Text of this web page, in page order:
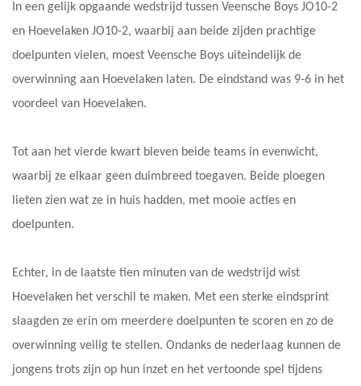
In een gelijk opgaande wedstrijd tussen Veensche Boys JO10-2
en Hoevelaken JO10-2, waarbij aan beide zijden prachtige
doelpunten vielen, moest Veensche Boys uiteindelijk de
overwinning aan Hoevelaken laten. De eindstand was 9-6 in het
voordeel van Hoevelaken.
Tot aan het vierde kwart bleven beide teams in evenwicht,
waarbij ze elkaar geen duimbreed toegaven. Beide ploegen
lieten zien wat ze in huis hadden, met mooie acties en
doelpunten.
Echter, in de laatste tien minuten van de wedstrijd wist
Hoevelaken het verschil te maken. Met een sterke eindsprint
slaagden ze erin om meerdere doelpunten te scoren en zo de
overwinning veilig te stellen. Ondanks de nederlaag kunnen de
jongens trots zijn op hun inzet en het vertoonde spel tijdens